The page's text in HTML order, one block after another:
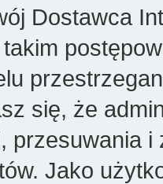
Dostawca
się, że
przesuwania
Jako